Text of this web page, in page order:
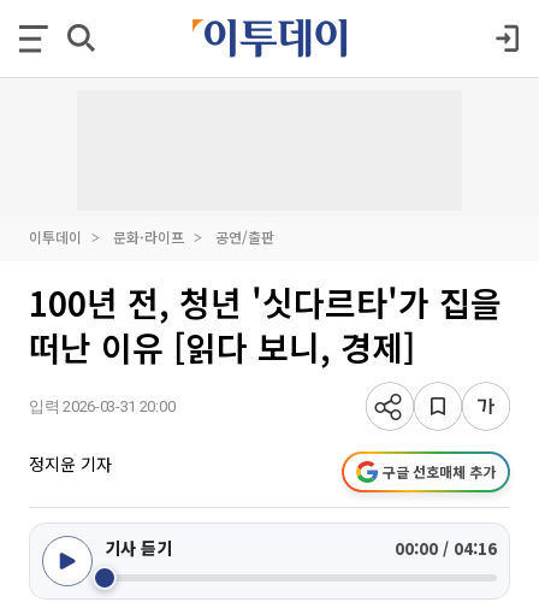
이투데이 문화·라이프 공연/출판
100년 전, 청년 '싯다르타'가 집을
떠난 이유 [읽다 보니, 경제]
입력 2026-03-31 20:00
정지윤 기자 구글 선호매체 추가
기사 듣기 00:00 / 04:16